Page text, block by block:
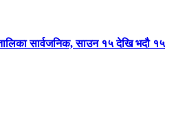
सार्वजनिक, साउन १५ देखि भदौ १५